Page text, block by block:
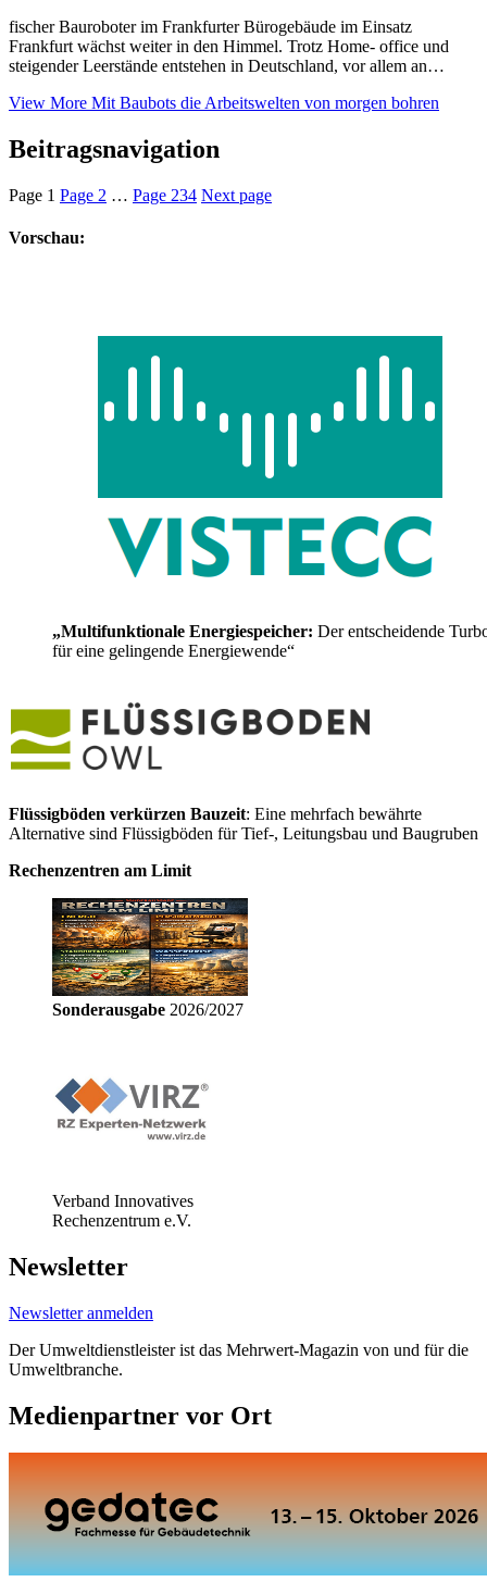
fischer Bauroboter im Frankfurter Bürogebäude im Einsatz
Frankfurt wächst weiter in den Himmel. Trotz Home- office und
steigender Leerstände entstehen in Deutschland, vor allem an…
View More Mit Baubots die Arbeitswelten von morgen bohren
Beitragsnavigation
Page 1 Page 2 … Page 234 Next page
Vorschau:
„Multifunktionale Energiespeicher: Der entscheidende
für eine gelingende Energiewende“
Flüssigböden verkürzen Bauzeit: Eine mehrfach bewährte
Alternative sind Flüssigböden für Tief-, Leitungsbau und Baugruben
Rechenzentren am Limit
Sonderausgabe 2026/2027
Verband Innovatives
Rechenzentrum e.V.
Newsletter
Newsletter anmelden
Der Umweltdienstleister ist das Mehrwert-Magazin von und für die
Umweltbranche.
Medienpartner vor Ort